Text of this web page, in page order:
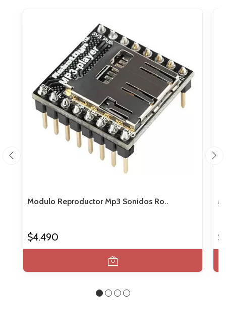
Modulo Reproductor Mp3 Sonidos Ro..
$4.490